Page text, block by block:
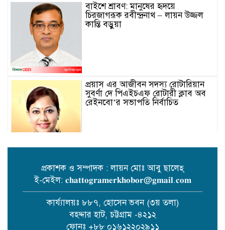
বাইশে শ্রাবণ: মানুষের হৃদয়ে
চিরজাগরূক রবীন্দ্রনাথ – লায়ন উজ্জল
কান্তি বড়ুয়া
প্রয়াস এর আজীবন সদস্য রোটারিয়ান
সুবর্ণা দে পিএইচএফ রোটারী ক্লাব অব
রেইনবো’র সভাপতি নির্বাচিত
তোমার গানে জাগবে জুলাই’
প্রতিযোগিতায় পুরস্কৃত হন জাসাস
চট্টগ্রাম মহানগর সদস‌্য স‌চিব মামুনুর
রশিদ শিপন।
প্রকাশক ও সম্পাদক : লায়ন মোঃ আবু ছালেহ্
ই-মেইল: 𝐜𝐡𝐚𝐭𝐭𝐨𝐠𝐫𝐚𝐦𝐞𝐫𝐤𝐡𝐨𝐛𝐨𝐫@𝐠𝐦𝐚𝐢𝐥.𝐜𝐨𝐦
কার্য্যালয়ঃ ৮৮৭, হোসেন ভবন (৩য় তলা)
বহদ্দার হাট, চট্টগ্রাম -৪২১২
ফোনঃ +৮৮ ০১৬১২২০২৯১১